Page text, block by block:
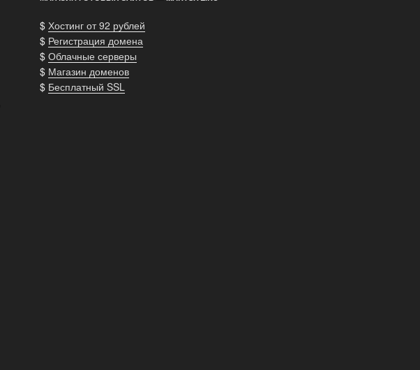
$ Хостинг от 92 рублей
$ Регистрация домена
$ Облачные серверы
$ Магазин доменов
$ Бесплатный SSL